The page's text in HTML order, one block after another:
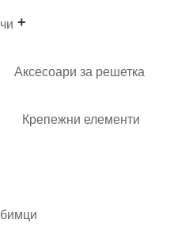
Аксесоари за решетка
Крепежни елементи